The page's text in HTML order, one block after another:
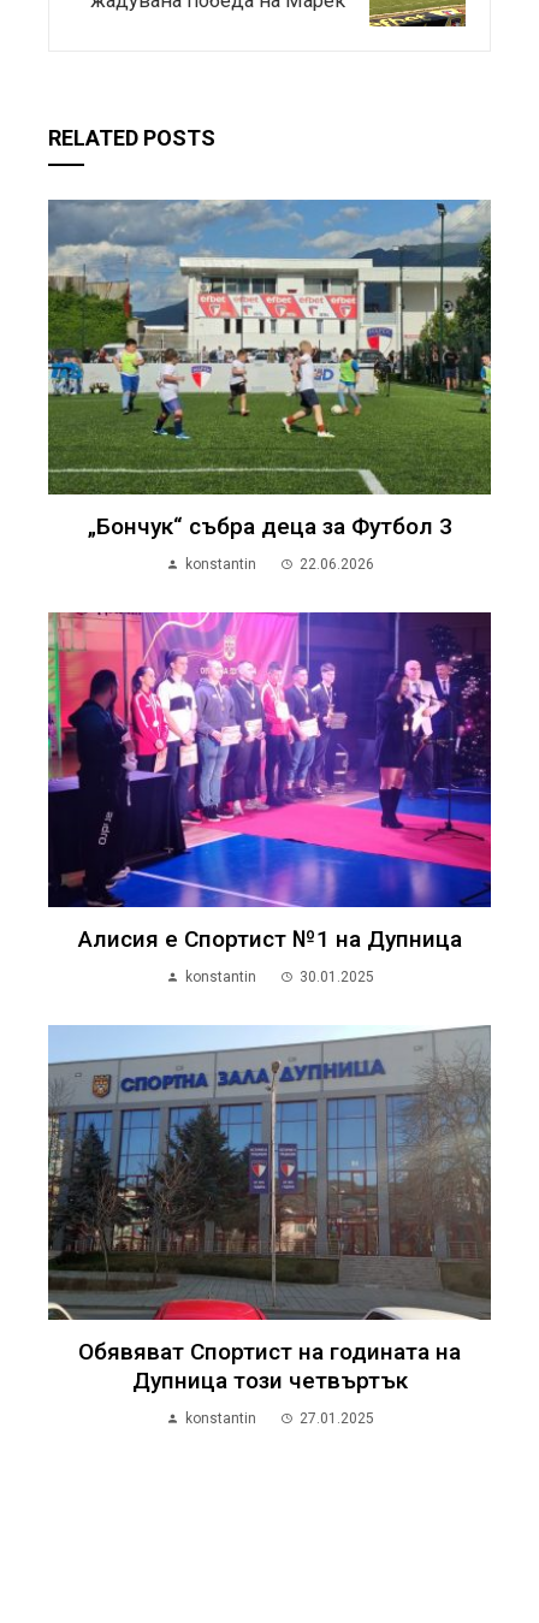
RELATED POSTS
„Бончук“ събра деца за Футбол 3
konstantin 22.06.2026
Алисия е Спортист №1 на Дупница
konstantin 30.01.2025
Обявяват Спортист на годината на
Дупница този четвъртък
konstantin 27.01.2025